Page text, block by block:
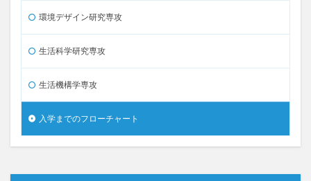
環境デザイン研究専攻
生活科学研究専攻
生活機構学専攻
入学までのフローチャート